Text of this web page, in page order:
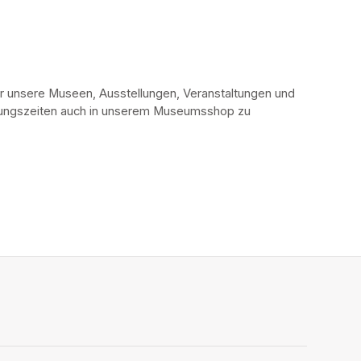
Museen, Ausstellungen, Veranstaltungen und
auch in unserem Museumsshop zu